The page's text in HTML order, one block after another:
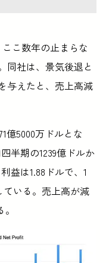
こ数年の止まらな
同社は、景気後退と
与えたと、売上高減
億5000万ドルとな
半期の1239億ドルか
益は1.88ドルで、1
ている。売上高が減